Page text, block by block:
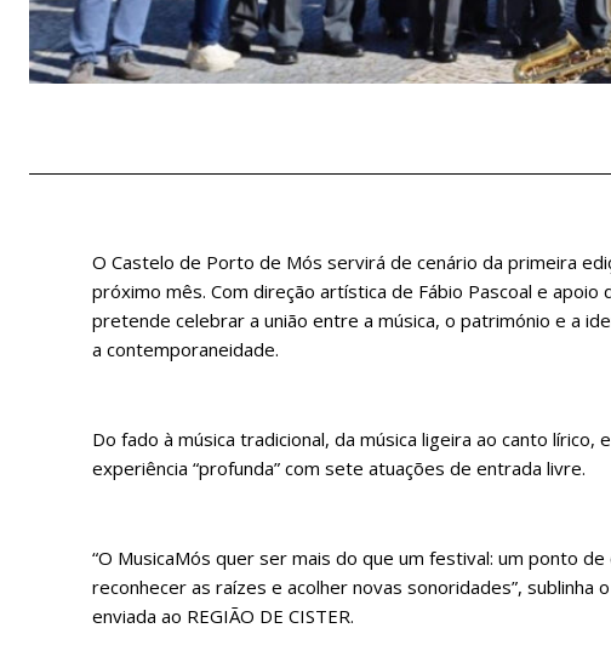
O Castelo de Porto de Mós servirá de cenário da primeira
próximo mês. Com direção artística de Fábio Pascoal e
pretende celebrar a união entre a música, o património e a
a contemporaneidade.
Do fado à música tradicional, da música ligeira ao canto lírico,
experiência “profunda” com sete atuações de entrada livre.
“O MusicaMós quer ser mais do que um festival: um ponto
reconhecer as raízes e acolher novas sonoridades”,
enviada ao REGIÃO DE CISTER.